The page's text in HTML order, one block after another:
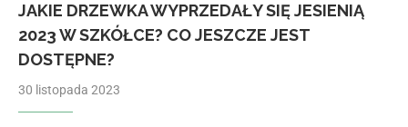
JAKIE DRZEWKA WYPRZEDAŁY SIĘ JESIENIĄ
2023 W SZKÓŁCE? CO JESZCZE JEST
DOSTĘPNE?
30 listopada 2023